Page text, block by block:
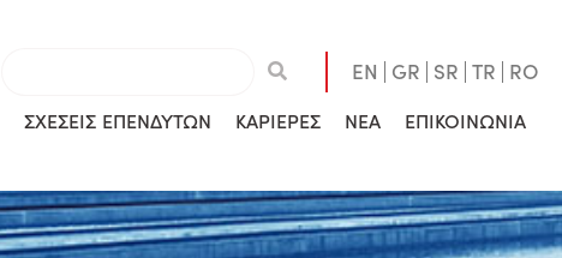
EN GR SR TR RO
ΣΧΕΣΕΙΣ ΕΠΕΝΔΥΤΩΝ ΚΑΡΙΕΡΕΣ ΝΕΑ ΕΠΙΚΟΙΝΩΝΙΑ